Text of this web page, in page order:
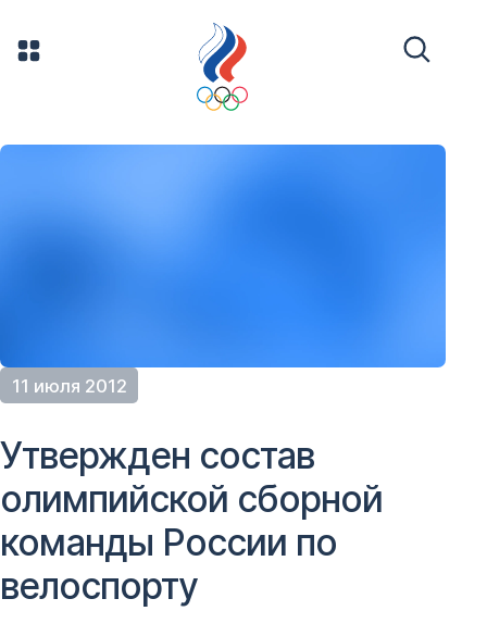
11 июля 2012
Утвержден состав
олимпийской сборной
команды России по
велоспорту